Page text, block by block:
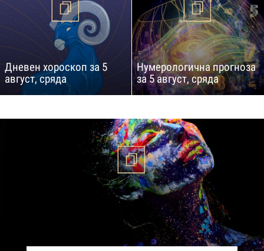
Дневен хороскоп за 5
август, сряда
Нумерологична прогноза
за 5 август, сряда